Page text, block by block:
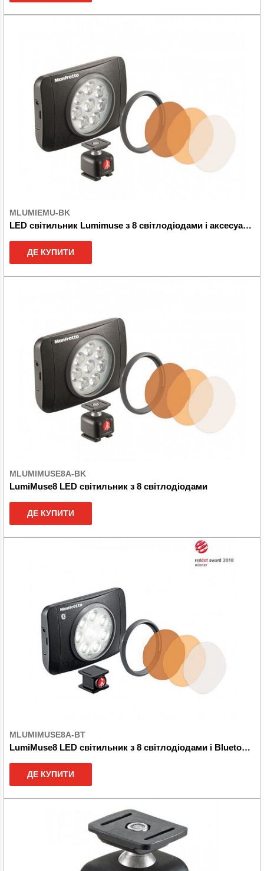
MLUMIEMU-BK
LED світильник Lumimuse з 8 світлодіодами і аксесуари., Чорний
ДЕ КУПИТИ
MLUMIMUSE8A-BK
LumiMuse8 LED світильник з 8 світлодіодами
ДЕ КУПИТИ
MLUMIMUSE8A-BT
LumiMuse8 LED світильник з 8 світлодіодами і Bluetooth
ДЕ КУПИТИ